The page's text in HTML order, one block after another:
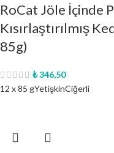
RoCat Jöle İçinde
Kısırlaştırılmış
85g)
₺346,50
12 x 85 gYetişkinCiğerli